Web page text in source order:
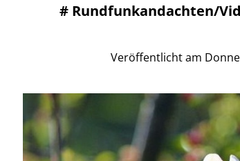
# Rundfunkandachten/
Veröffentlicht am